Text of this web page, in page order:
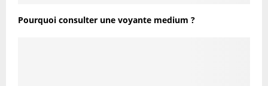
Pourquoi consulter une voyante medium ?